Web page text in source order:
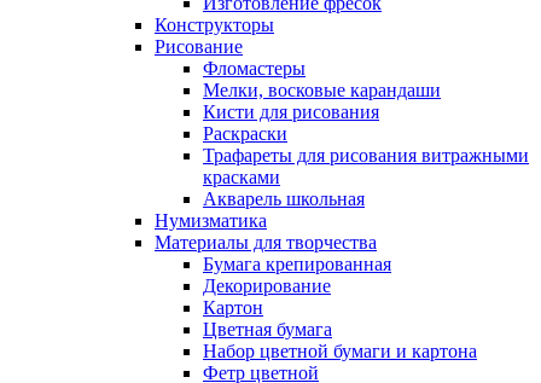
Конструкторы
Рисование
Фломастеры
Мелки, восковые карандаши
Кисти для рисования
Раскраски
Трафареты для рисования витражными
красками
Акварель школьная
Нумизматика
Материалы для творчества
Бумага крепированная
Декорирование
Картон
Цветная бумага
Набор цветной бумаги и картона
Фетр цветной